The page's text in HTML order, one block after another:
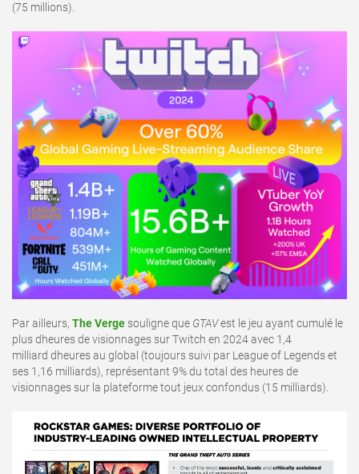
(75 millions).
Par ailleurs, The Verge souligne que GTAVest le jeu ayant cumulé le
plus dheures de visionnages sur Twitch en 2024 avec 1,4
milliard dheures au global (toujours suivi par League of Legends et
ses 1,16 milliards), représentant 9% du total des heures de
visionnages sur la plateforme tout jeux confondus (15 milliards).